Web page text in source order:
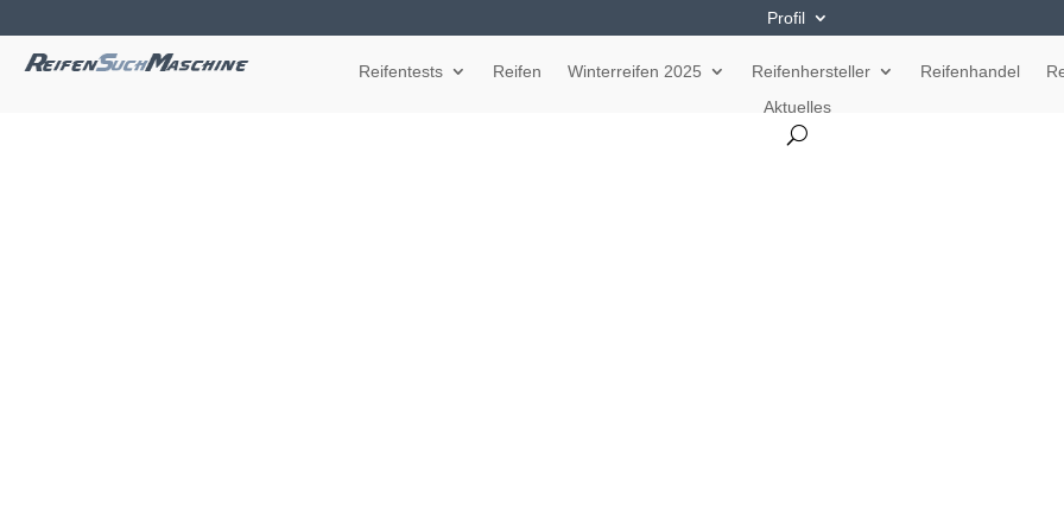
Profil
Reifentests Reifen Winterreifen 2025 Reifenhersteller Reifenhandel
Aktuelles